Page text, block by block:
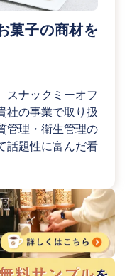
菓子の商材を
スナックミーオフ
社の事業で取り扱
管理・衛生管理の
話題性に富んだ看